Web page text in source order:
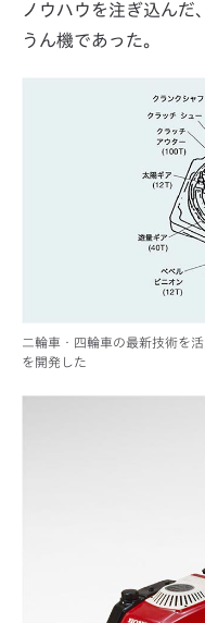
二輪車・四輪車の最新技術を
を開発した
ノウハウを注ぎ込んだ
うん機であった。